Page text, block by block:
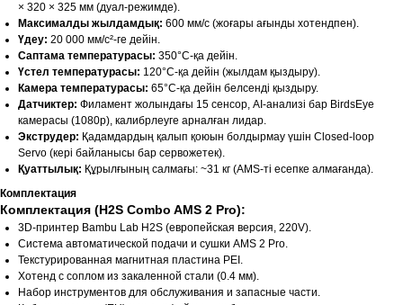
× 320 × 325 мм (дуал-режимде).
Максималды жылдамдық: 600 мм/с (жоғары ағынды хотендпен).
Үдеу: 20 000 мм/с²-ге дейін.
Саптама температурасы: 350°C-қа дейін.
Үстел температурасы: 120°C-қа дейін (жылдам қыздыру).
Камера температурасы: 65°C-қа дейін белсенді қыздыру.
Датчиктер: Филамент жолындағы 15 сенсор, AI-анализі бар BirdsEye
камерасы (1080p), калибрлеуге арналған лидар.
Экструдер: Қадамдардың қалып қоюын болдырмау үшін Closed-loop
Servo (кері байланысы бар сервожетек).
Қуаттылық: Құрылғының салмағы: ~31 кг (AMS-ті есепке алмағанда).
Комплектация
Комплектация (H2S Combo AMS 2 Pro):
3D-принтер Bambu Lab H2S (европейская версия, 220V).
Система автоматической подачи и сушки AMS 2 Pro.
Текстурированная магнитная пластина PEI.
Хотенд с соплом из закаленной стали (0.4 мм).
Набор инструментов для обслуживания и запасные части.